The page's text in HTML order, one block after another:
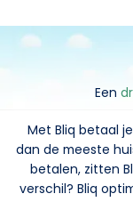
Een
Met Bliq betaal
dan de meeste
betalen, zitten
verschil? Bliq